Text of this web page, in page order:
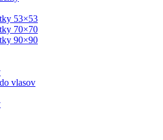
53×53
70×70
90×90
vlasov